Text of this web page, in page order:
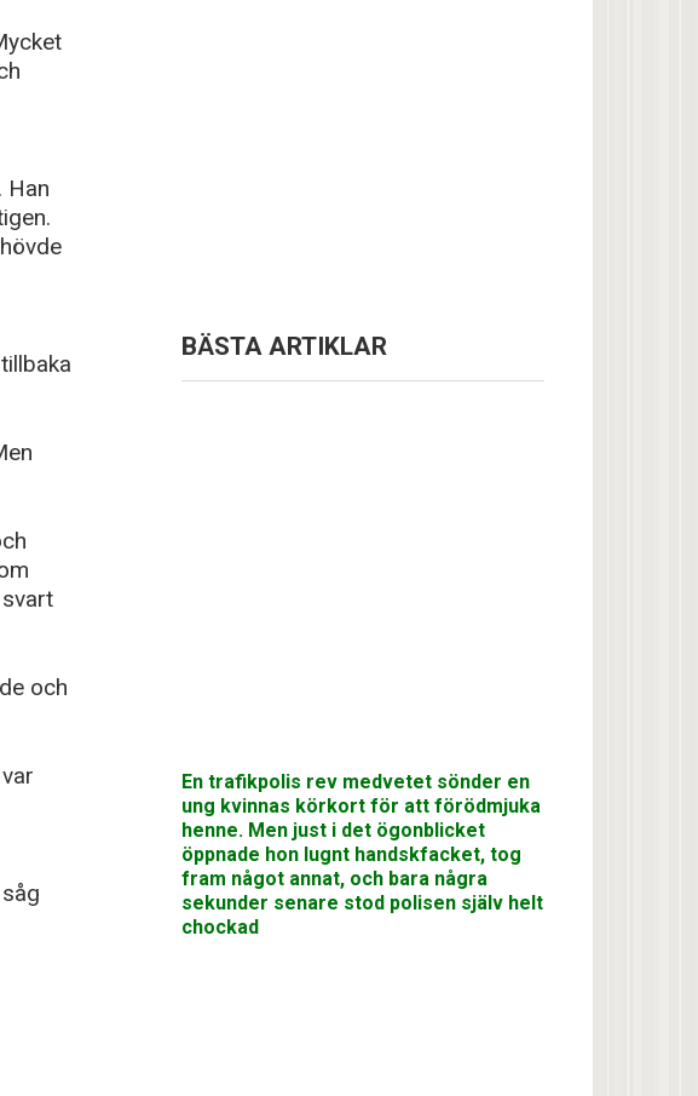
Han
och
BÄSTA ARTIKLAR
En trafikpolis rev medvetet sönder en
ung kvinnas körkort för att förödmjuka
henne. Men just i det ögonblicket
öppnade hon lugnt handskfacket, tog
fram något annat, och bara några
sekunder senare stod polisen själv helt
chockad